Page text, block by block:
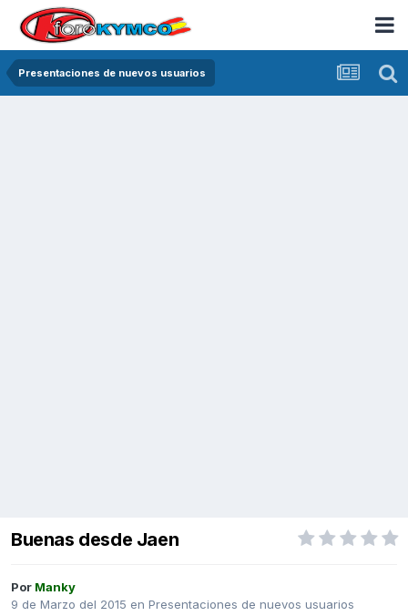
Presentaciones de nuevos usuarios
Buenas desde Jaen
Por Manky
9 de Marzo del 2015 en Presentaciones de nuevos usuarios